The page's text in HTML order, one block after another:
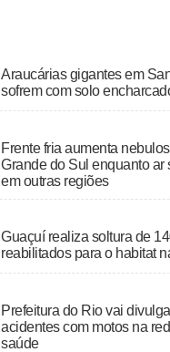
Araucárias gigantes em
sofrem com solo
Frente fria aumenta
Grande do Sul enquanto ar
em outras regiões
Guaçuí realiza soltura de
reabilitados para o habitat
Prefeitura do Rio vai
acidentes com motos na
saúde